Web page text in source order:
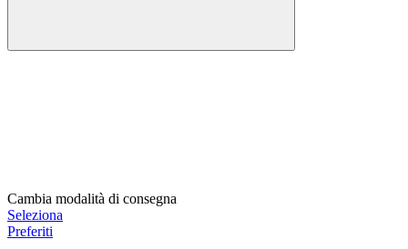
Cambia modalità di consegna
Seleziona
Preferiti